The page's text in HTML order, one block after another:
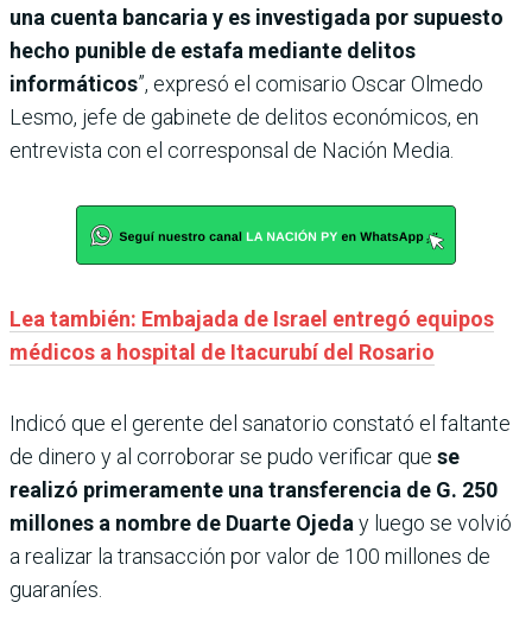
una cuenta bancaria y es investigada por supuesto
hecho punible de estafa mediante delitos
informáticos”, expresó el comisario Oscar Olmedo
Lesmo, jefe de gabinete de delitos económicos, en
entrevista con el corresponsal de Nación Media.
Lea también: Embajada de Israel entregó equipos
médicos a hospital de Itacurubí del Rosario
Indicó que el gerente del sanatorio constató el faltante
de dinero y al corroborar se pudo verificar que se
realizó primeramente una transferencia de G. 250
millones a nombre de Duarte Ojeda y luego se volvió
a realizar la transacción por valor de 100 millones de
guaraníes.